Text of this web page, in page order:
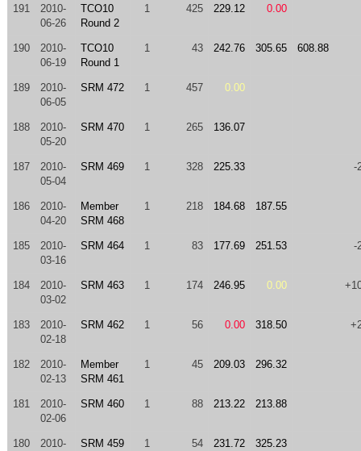
191
2010-
06-26
TCO10
Round 2
1 425 229.12 0.00
190
2010-
06-19
TCO10
Round 1
1 43 242.76 305.65 608.88
189
2010-
06-05
SRM 472 1 457 0.00
188
2010-
05-20
SRM 470 1 265 136.07
187
2010-
05-04
SRM 469 1 328 225.33 -
186
2010-
04-20
Member
SRM 468
1 218 184.68 187.55
185
2010-
03-16
SRM 464 1 83 177.69 251.53 -
184
2010-
03-02
SRM 463 1 174 246.95 0.00
183
2010-
02-18
SRM 462 1 56 0.00 318.50
182
2010-
02-13
Member
SRM 461
1 45 209.03 296.32
181
2010-
02-06
SRM 460 1 88 213.22 213.88
180
2010-
SRM 459 1 54 231.72 325.23